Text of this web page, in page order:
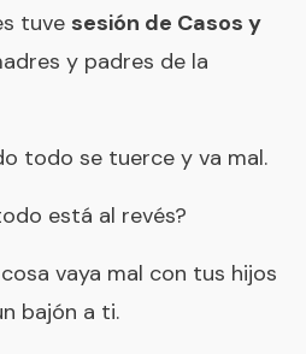
tuve sesión de Casos y
y padres de la
todo se tuerce y va mal.
está al revés?
vaya mal con tus hijos
bajón a ti.